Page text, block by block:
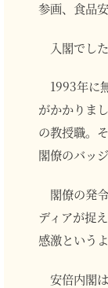
参画、食品
入閣でし
1993年に
がかかりま
の教授職。
閣僚のバッ
閣僚の発
ディアが捉
感激という
安倍内閣